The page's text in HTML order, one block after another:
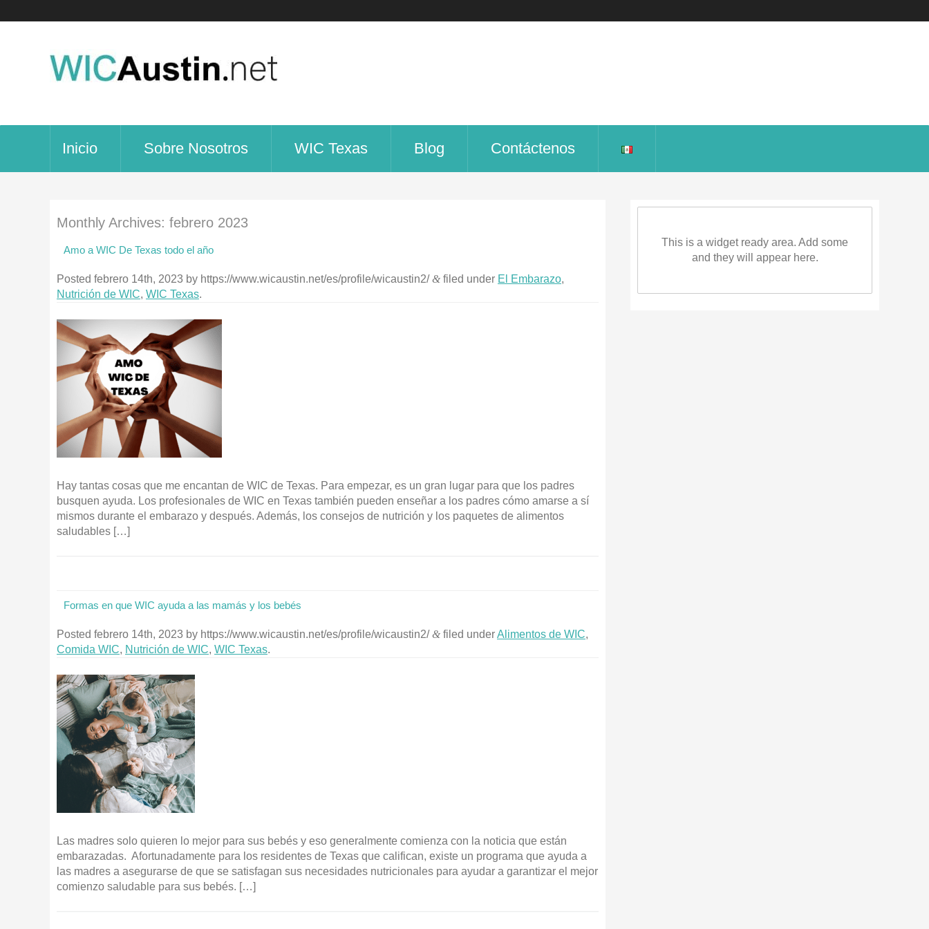
Inicio Sobre Nosotros WIC Texas Blog Contáctenos
Monthly Archives: febrero 2023
Amo a WIC De Texas todo el año
Posted febrero 14th, 2023 by https://www.wicaustin.net/es/profile/wicaustin2/ & filed under El Embarazo,
Nutrición de WIC, WIC Texas.
Hay tantas cosas que me encantan de WIC de Texas. Para empezar, es un gran lugar para que los padres
busquen ayuda. Los profesionales de WIC en Texas también pueden enseñar a los padres cómo amarse a sí
mismos durante el embarazo y después. Además, los consejos de nutrición y los paquetes de alimentos
saludables […]
Formas en que WIC ayuda a las mamás y los bebés
Posted febrero 14th, 2023 by https://www.wicaustin.net/es/profile/wicaustin2/ & filed underAlimentos de WIC,
Comida WIC, Nutrición de WIC, WIC Texas.
Las madres solo quieren lo mejor para sus bebés y eso generalmente comienza con la noticia que están
embarazadas. Afortunadamente para los residentes de Texas que califican, existe un programa que ayuda a
las madres a asegurarse de que se satisfagan sus necesidades nutricionales para ayudar a garantizar el mejor
comienzo saludable para sus bebés. […]
This is a widget ready area. Add some
and they will appear here.